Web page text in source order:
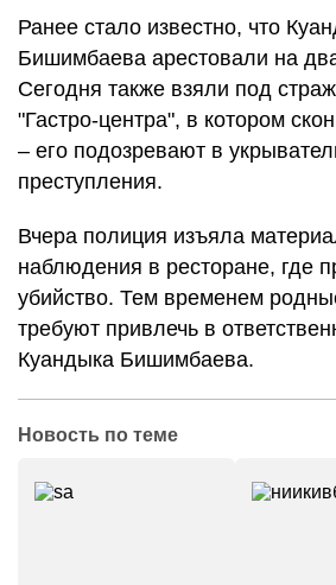
Ранее стало известно, что
Бишимбаева арестовали на
Сегодня также взяли под
"Гастро-центра", в котором
– его подозревают в
преступления.
Вчера полиция изъяла
наблюдения в ресторане, где
убийство. Тем временем
требуют привлечь в
Куандыка Бишимбаева.
Новость по теме